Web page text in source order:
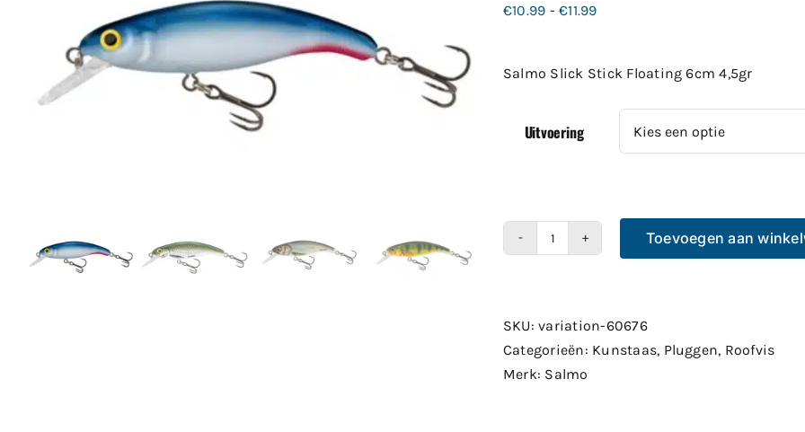
€10.99 - €11.99Prijsklasse:
€11.99
Salmo Slick Stick Floating 6cm 4,5gr
Uitvoering
Floating
6cm
4,5gr
Toevoegen aan
SKU:variation-60676
Categorieën: Kunstaas, Pluggen, Roofvis
Merk: Salmo